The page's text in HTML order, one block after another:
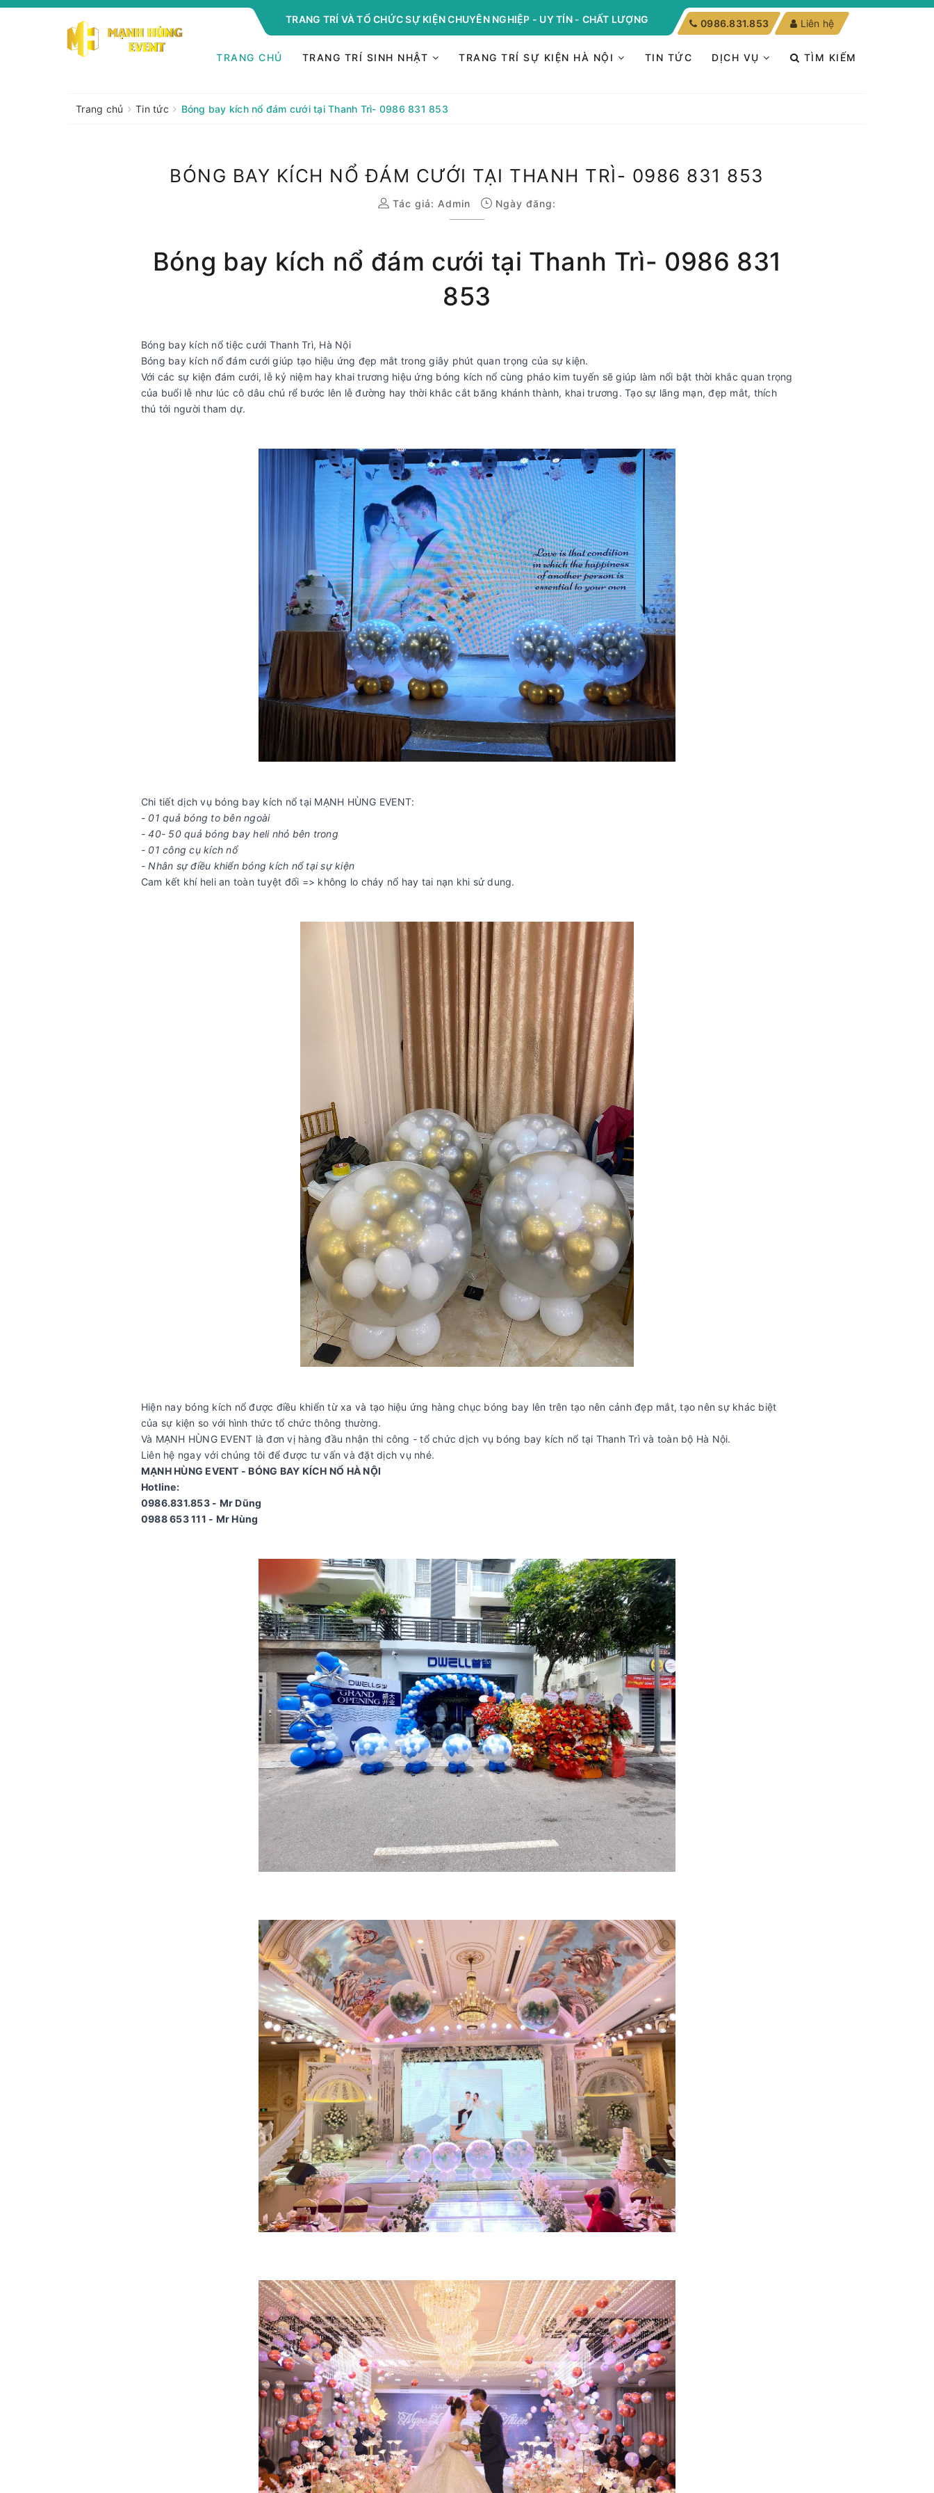
TRANG TRÍ VÀ TỔ CHỨC SỰ KIỆN CHUYÊN NGHIỆP - UY TÍN - CHẤT LƯỢNG 0986.831.853 Liên hệ
TRANG CHỦ TRANG TRÍ SINH NHẬT TRANG TRÍ SỰ KIỆN HÀ NỘI TIN TỨC DỊCH VỤ TÌM KIẾM
Trang chủ Tin tức Bóng bay kích nổ đám cưới tại Thanh Trì- 0986 831 853
BÓNG BAY KÍCH NỔ ĐÁM CƯỚI TẠI THANH TRÌ- 0986 831 853
Tác giả: Admin Ngày đăng:
Bóng bay kích nổ đám cưới tại Thanh Trì- 0986 831
853
Bóng bay kích nổ tiệc cưới Thanh Trì, Hà Nội
Bóng bay kích nổ đám cưới giúp tạo hiệu ứng đẹp mắt trong giây phút quan trọng của sự kiện.
Với các sự kiện đám cưới, lễ kỷ niệm hay khai trương hiệu ứng bóng kích nổ cùng pháo kim tuyến sẽ giúp làm nổi bật thời khắc quan trọng
của buổi lễ như lúc cô dâu chú rể bước lên lễ đường hay thời khắc cắt băng khánh thành, khai trương. Tạo sự lãng mạn, đẹp mắt, thích
thú tới người tham dự.
Chi tiết dịch vụ bóng bay kích nổ tại MẠNH HÙNG EVENT:
- 01 quả bóng to bên ngoài
- 40- 50 quả bóng bay heli nhỏ bên trong
- 01 công cụ kích nổ
- Nhân sự điều khiển bóng kích nổ tại sự kiện
Cam kết khí heli an toàn tuyệt đối => không lo cháy nổ hay tai nạn khi sử dung.
Hiện nay bóng kích nổ được điều khiển từ xa và tạo hiệu ứng hàng chục bóng bay lên trên tạo nên cảnh đẹp mắt, tạo nên sự khác biệt
của sự kiện so với hình thức tổ chức thông thường.
Và MẠNH HÙNG EVENT là đơn vị hàng đầu nhận thi công - tổ chức dịch vụ bóng bay kích nổ tại Thanh Trì và toàn bộ Hà Nội.
Liên hệ ngay với chúng tôi để được tư vấn và đặt dịch vụ nhé.
MẠNH HÙNG EVENT - BÓNG BAY KÍCH NỔ HÀ NỘI
Hotline:
0986.831.853 - Mr Dũng
0988 653 111 - Mr Hùng